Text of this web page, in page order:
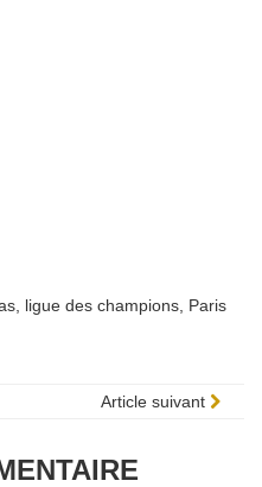
ligue des champions Paris
Article suivant